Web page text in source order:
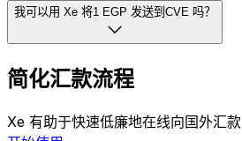
我可以用 Xe 将1 EGP 发送到CVE 吗？
简化汇款流程
Xe 有助于快速低廉地在线向国外汇款